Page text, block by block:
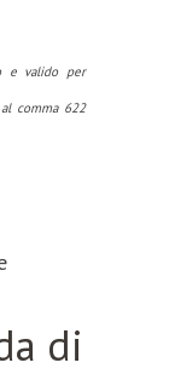
e valido per
comma 622
di